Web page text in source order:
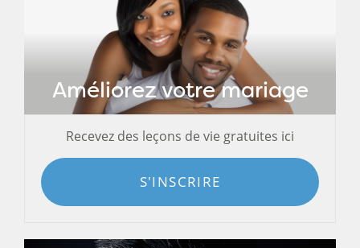
Améliorez votre mariage
Recevez des leçons de vie gratuites ici
S'INSCRIRE